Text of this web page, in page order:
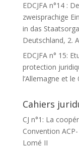
EDCJFA n°14 :
zweisprachige
in das
Deutschland, 2.
EDCJFA n° 15:
protection
l’Allemagne et le
Cahiers
CJ n°1: La
Convention
Lomé II